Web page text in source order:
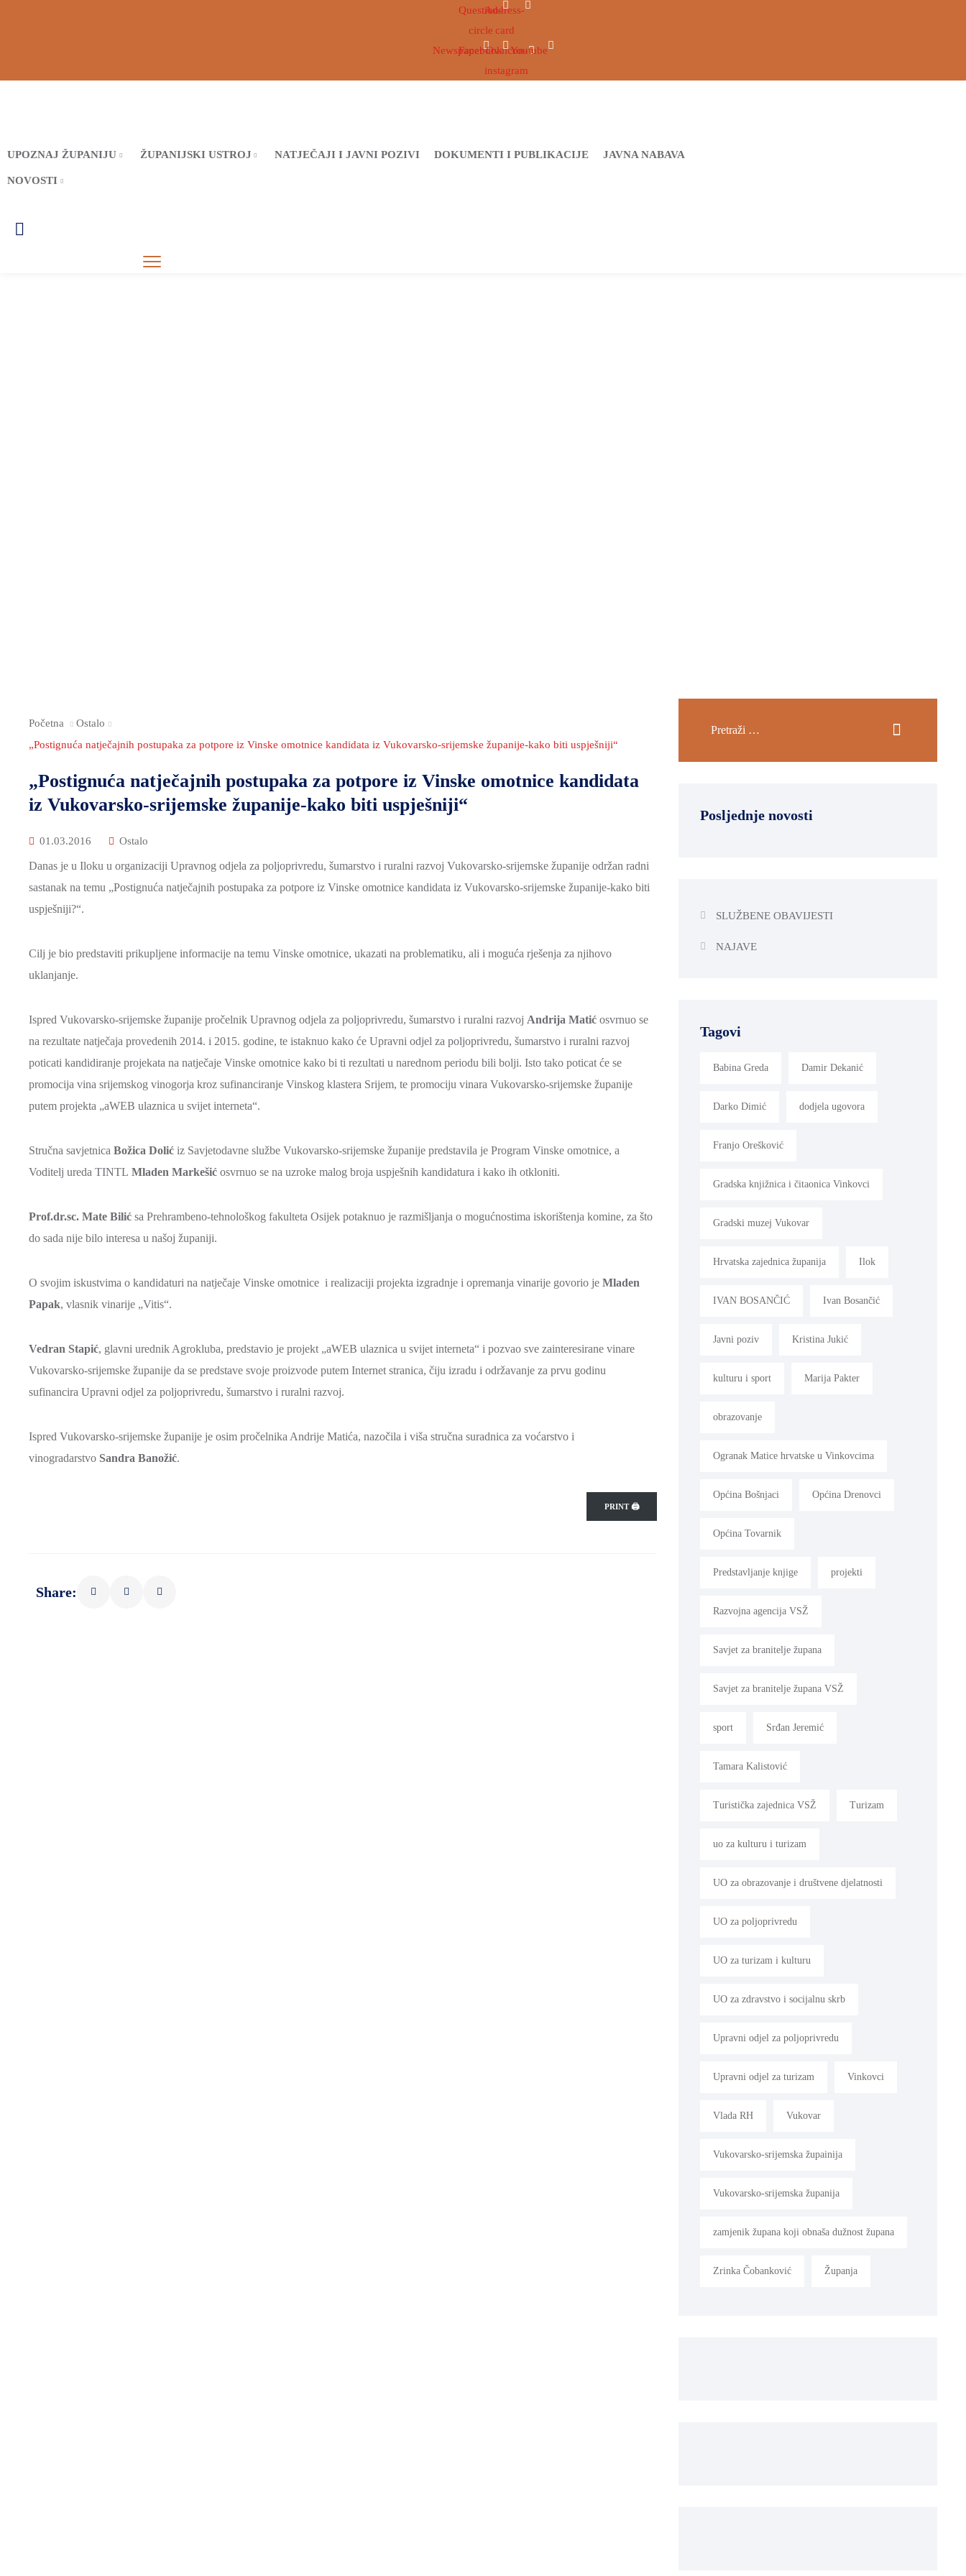
Question-
circle
Address-
card
Newspaper
FacebookOvaicon-
instagram
Youtube
UPOZNAJ ŽUPANIJU ŽUPANIJSKI USTROJ NATJEČAJI I JAVNI POZIVI DOKUMENTI I PUBLIKACIJE JAVNA NABAVA
NOVOSTI
Početna
Ostalo
„Postignuća natječajnih postupaka za potpore iz Vinske omotnice kandidata iz Vukovarsko-srijemske županije-kako biti uspješniji“
„Postignuća natječajnih postupaka za potpore iz Vinske omotnice kandidata
iz Vukovarsko-srijemske županije-kako biti uspješniji“
01.03.2016 Ostalo
Danas je u Iloku u organizaciji Upravnog odjela za poljoprivredu, šumarstvo i ruralni razvoj Vukovarsko-srijemske županije održan radni
sastanak na temu „Postignuća natječajnih postupaka za potpore iz Vinske omotnice kandidata iz Vukovarsko-srijemske županije-kako biti
uspješniji?“.
Cilj je bio predstaviti prikupljene informacije na temu Vinske omotnice, ukazati na problematiku, ali i moguća rješenja za njihovo
uklanjanje.
Ispred Vukovarsko-srijemske županije pročelnik Upravnog odjela za poljoprivredu, šumarstvo i ruralni razvoj Andrija Matić osvrnuo se
na rezultate natječaja provedenih 2014. i 2015. godine, te istaknuo kako će Upravni odjel za poljoprivredu, šumarstvo i ruralni razvoj
poticati kandidiranje projekata na natječaje Vinske omotnice kako bi ti rezultati u narednom periodu bili bolji. Isto tako poticat će se
promocija vina srijemskog vinogorja kroz sufinanciranje Vinskog klastera Srijem, te promociju vinara Vukovarsko-srijemske županije
putem projekta „aWEB ulaznica u svijet interneta“.
Stručna savjetnica Božica Dolić iz Savjetodavne službe Vukovarsko-srijemske županije predstavila je Program Vinske omotnice, a
Voditelj ureda TINTL Mladen Markešić osvrnuo se na uzroke malog broja uspješnih kandidatura i kako ih otkloniti.
Prof.dr.sc. Mate Bilić sa Prehrambeno-tehnološkog fakulteta Osijek potaknuo je razmišljanja o mogućnostima iskorištenja komine, za što
do sada nije bilo interesa u našoj županiji.
O svojim iskustvima o kandidaturi na natječaje Vinske omotnice i realizaciji projekta izgradnje i opremanja vinarije govorio je Mladen
Papak, vlasnik vinarije „Vitis“.
Vedran Stapić, glavni urednik Agrokluba, predstavio je projekt „aWEB ulaznica u svijet interneta“ i pozvao sve zainteresirane vinare
Vukovarsko-srijemske županije da se predstave svoje proizvode putem Internet stranica, čiju izradu i održavanje za prvu godinu
sufinancira Upravni odjel za poljoprivredu, šumarstvo i ruralni razvoj.
Ispred Vukovarsko-srijemske županije je osim pročelnika Andrije Matića, nazočila i viša stručna suradnica za voćarstvo i
vinogradarstvo Sandra Banožić.
PRINT 🖨
Share:
Posljednje novosti
SLUŽBENE OBAVIJESTI
NAJAVE
Tagovi
Babina Greda Damir Dekanić
Darko Dimić dodjela ugovora
Franjo Orešković
Gradska knjižnica i čitaonica Vinkovci
Gradski muzej Vukovar
Hrvatska zajednica županija Ilok
IVAN BOSANČIĆ Ivan Bosančić
Javni poziv Kristina Jukić
kulturu i sport Marija Pakter
obrazovanje
Ogranak Matice hrvatske u Vinkovcima
Općina Bošnjaci Općina Drenovci
Općina Tovarnik
Predstavljanje knjige projekti
Razvojna agencija VSŽ
Savjet za branitelje župana
Savjet za branitelje župana VSŽ
sport Srđan Jeremić
Tamara Kalistović
Turistička zajednica VSŽ Turizam
uo za kulturu i turizam
UO za obrazovanje i društvene djelatnosti
UO za poljoprivredu
UO za turizam i kulturu
UO za zdravstvo i socijalnu skrb
Upravni odjel za poljoprivredu
Upravni odjel za turizam Vinkovci
Vlada RH Vukovar
Vukovarsko-srijemska župainija
Vukovarsko-srijemska županija
zamjenik župana koji obnaša dužnost župana
Zrinka Čobanković Županja